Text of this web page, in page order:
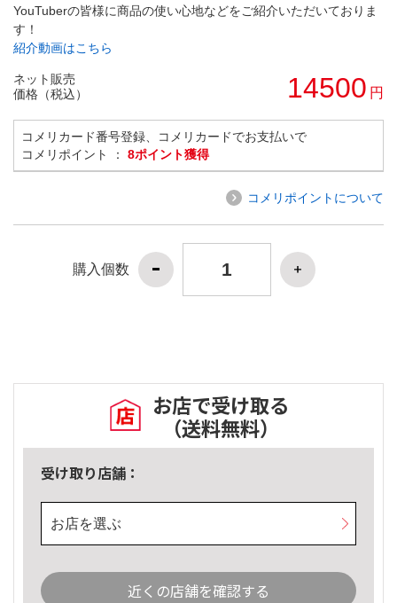
YouTuberの皆様に商品の使い心地などをご紹介いただいておりま
す！
紹介動画はこちら
ネット販売
価格（税込）
14500 円
コメリカード番号登録、コメリカードでお支払いで
コメリポイント ： 8ポイント獲得
コメリポイントについて
購入個数
お店で受け取る
（送料無料）
受け取り店舗：
お店を選ぶ
近くの店舗を確認する